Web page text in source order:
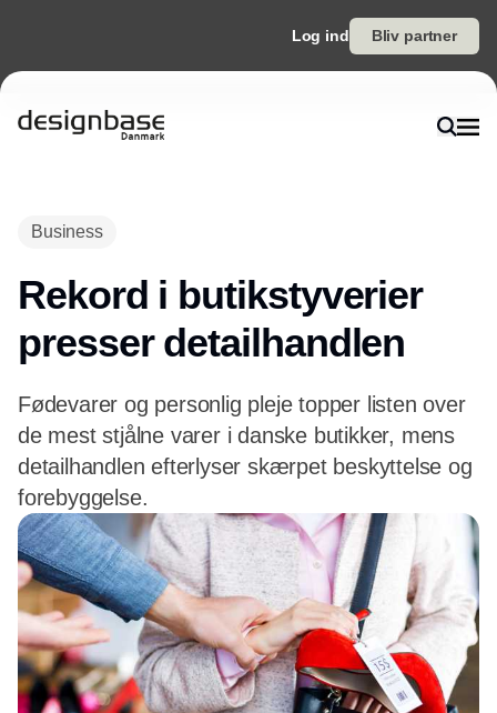
Log ind Bliv partner
Business
Rekord i butikstyverier
presser detailhandlen
Fødevarer og personlig pleje topper listen over
de mest stjålne varer i danske butikker, mens
detailhandlen efterlyser skærpet beskyttelse og
forebyggelse.